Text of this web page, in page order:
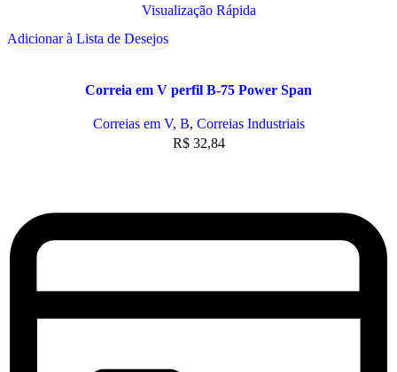
Visualização Rápida
Adicionar à Lista de Desejos
Correia em V perfil B-75 Power Span
Correias em V, B, Correias Industriais
R$32,84